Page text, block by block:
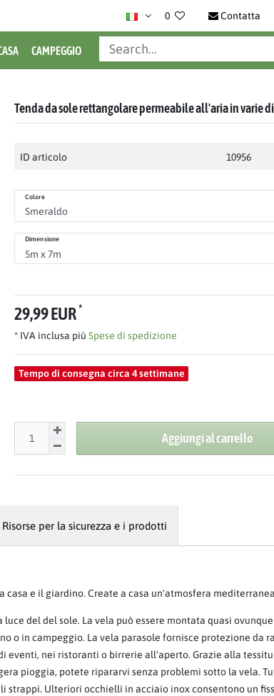
0 Contatta
CAMPEGGIO
Tenda da sole rettangolare permeabile all'aria in varie
ID articolo 10956
Colore
Dimensione
29,99 EUR*
* IVA inclusa più Spese di spedizione
Tempo di consegna circa 4 settimane
Aggiungi al carrello
Risorse per la sicurezza e i prodotti
e il giardino. Create a casa un'atmosfera
del del sole. La vela può essere montata quasi
o in campeggio. La vela parasole fornisce protezione da
eventi, nei ristoranti o birrerie all'aperto. Grazie alla
pioggia, potete ripararvi senza problemi sotto la vela.
Ulteriori occhielli in acciaio inox consentono un